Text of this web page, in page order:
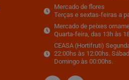
Mercado de flores
Terças e sextas-feiras a
Mercado de peixes
Quarta-feira, das 13h às
CEASA (Hortifruti)
22:00hs às 12:00hs.
Domingo às 00:00hs.